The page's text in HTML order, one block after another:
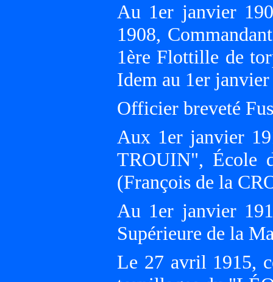
Au 1er janvier
1908,
1ère Flottille de
Idem au 1er
Officier breveté
Aux 1er janvier
TROUIN", École
(François de la
Au 1er janvier
Supérieure de la
Le 27 avril 1915,